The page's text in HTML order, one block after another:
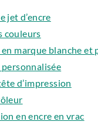
jet d’encre
couleurs
marque blanche et
personnalisée
d’impression
en encre en vrac